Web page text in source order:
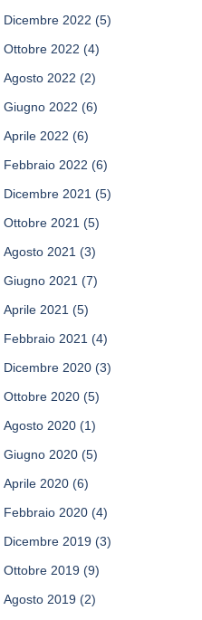
Dicembre 2022 (5)
Ottobre 2022 (4)
Agosto 2022 (2)
Giugno 2022 (6)
Aprile 2022 (6)
Febbraio 2022 (6)
Dicembre 2021 (5)
Ottobre 2021 (5)
Agosto 2021 (3)
Giugno 2021 (7)
Aprile 2021 (5)
Febbraio 2021 (4)
Dicembre 2020 (3)
Ottobre 2020 (5)
Agosto 2020 (1)
Giugno 2020 (5)
Aprile 2020 (6)
Febbraio 2020 (4)
Dicembre 2019 (3)
Ottobre 2019 (9)
Agosto 2019 (2)